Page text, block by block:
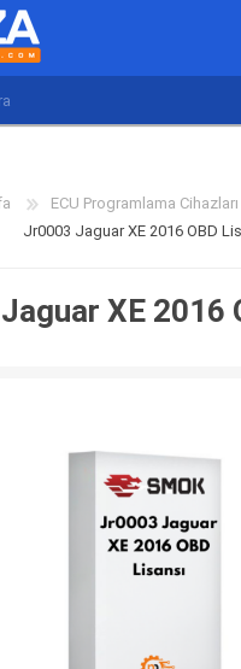
(0)
ECU Programlama Cihazları
Jr0003 Jaguar XE 2016 OBD
XE 2016